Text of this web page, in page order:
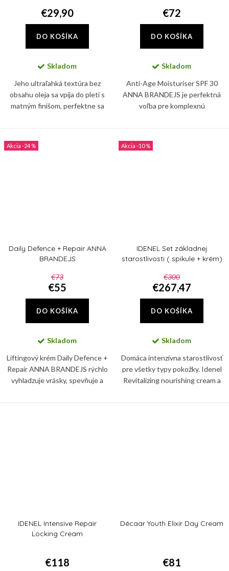
€29,90
DO KOŠÍKA
Skladom
Jeho ultraľahká textúra bez
obsahu oleja sa vpíja do pleti s
matným finišom, perfektne sa
odtiene pokožky.
€72
DO KOŠÍKA
Skladom
Anti-Age Moisturiser SPF 30
ANNA BRANDEJS je perfektná
voľba pre komplexnú
ktoré posilňujú prirodzenú
-24 %
Daily Defence + Repair ANNA
BRANDEJS
€73
€55
DO KOŠÍKA
Skladom
Liftingový krém Daily Defence +
Repair ANNA BRANDEJS rýchlo
vyhladzuje vrásky, spevňuje a
-10 %
IDENEL Set základnej
starostlivosti ( spikule + krém)
€300
€267,47
DO KOŠÍKA
Skladom
Domáca intenzívna starostlivosť
pre všetky typy pokožky. Idenel
Revitalizing nourishing cream a
IDENEL Intensive Repair
Locking Cream
€118
Décaar Youth Elixir Day Cream
€81